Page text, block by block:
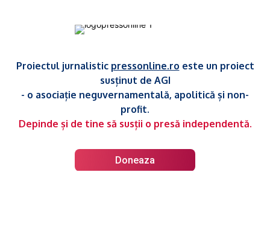
Proiectul jurnalistic pressonline.ro este un proiect
susținut de AGI
- o asociație neguvernamentală, apolitică și non-
profit.
Depinde și de tine să susții o presă independentă.
Doneaza